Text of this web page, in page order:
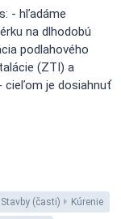
- hľadáme
na dlhodobú
podlahového
(ZTI) a
cieľom je dosiahnuť
Stavby (časti) Kúrenie